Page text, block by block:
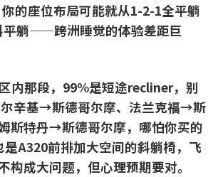
的座位布局可能就从1-2-1全平躺
平躺——跨洲睡觉的体验差距巨
内那段，99%是短途recliner，别
辛基→斯德哥尔摩、法兰克福→斯
斯特丹→斯德哥尔摩，哪怕你买的
是A320前排加大空间的斜躺椅，飞
构成大问题，但心理预期要对。